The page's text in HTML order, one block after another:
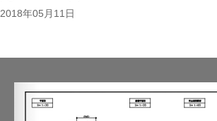
2018年05月11日